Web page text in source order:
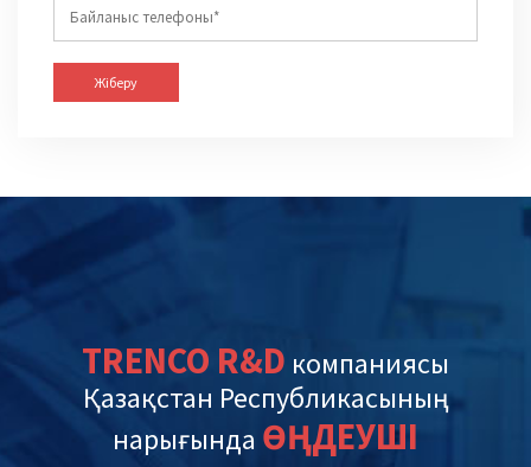
Жіберу
TRENCO R&D компаниясы
Қазақстан Республикасының
нарығында ӨҢДЕУШІ